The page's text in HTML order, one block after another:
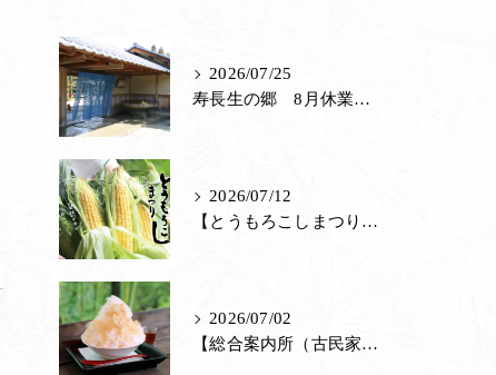
菓子づくりの里山 いろいろと一緒
里山のおはなし
2026/07/25
寿長生の郷 8月休業日のお知らせ
2026/07/12
【とうもろこしまつり2026】 開催のお知らせ
2026/07/02
【総合案内所（古民家）】氷室守「あら川の桃」が登場